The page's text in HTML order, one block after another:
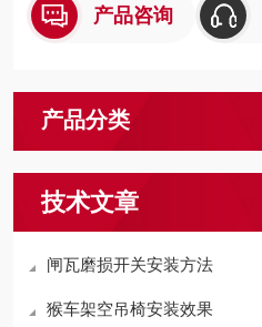
产品咨询
产品分类
技术文章
闸瓦磨损开关安装方法
猴车架空吊椅安装效果